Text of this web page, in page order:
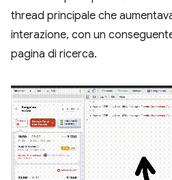
thread principale che
interazione, con un
pagina di ricerca.